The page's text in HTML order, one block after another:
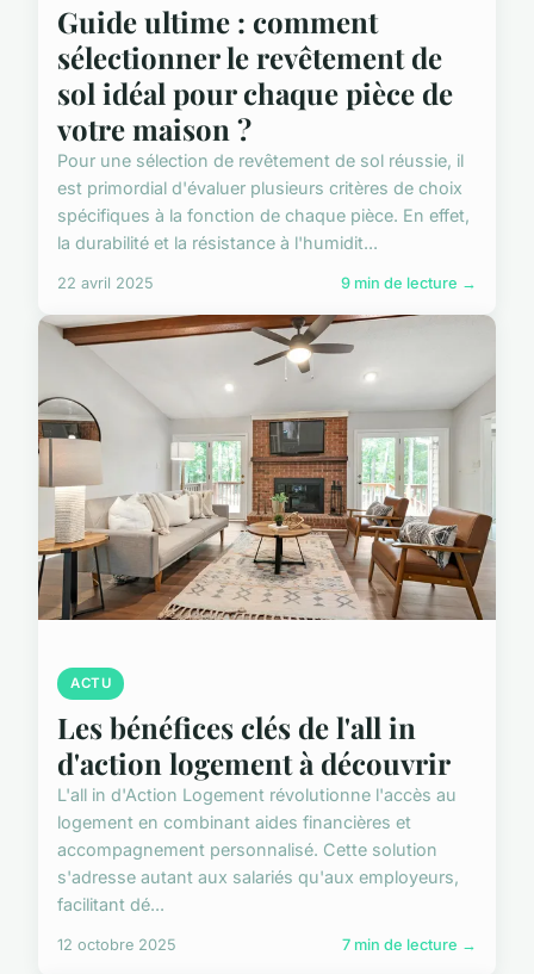
Guide ultime : comment
sélectionner le revêtement de
sol idéal pour chaque pièce de
votre maison ?
Pour une sélection de revêtement de sol réussie, il
est primordial d'évaluer plusieurs critères de choix
spécifiques à la fonction de chaque pièce. En effet,
la durabilité et la résistance à l'humidit...
22 avril 2025 9 min de lecture →
ACTU
Les bénéfices clés de l'all in
d'action logement à découvrir
L'all in d'Action Logement révolutionne l'accès au
logement en combinant aides financières et
accompagnement personnalisé. Cette solution
s'adresse autant aux salariés qu'aux employeurs,
facilitant dé...
12 octobre 2025 7 min de lecture →